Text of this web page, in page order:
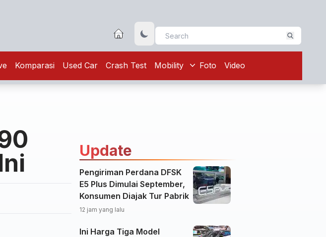
Komparasi Used Car Crash Test Mobility Foto Video
Update
Pengiriman Perdana DFSK
E5 Plus Dimulai September,
Konsumen Diajak Tur Pabrik
12 jam yang lalu
Ini Harga Tiga Model